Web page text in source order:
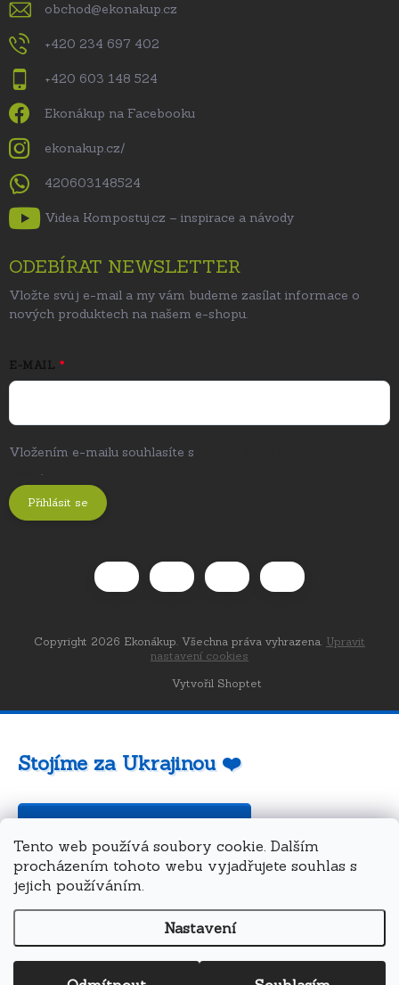
Tento web používá soubory cookie. Dalším
procházením tohoto webu vyjadřujete souhlas s
jejich používáním.
Nastavení
obchod@ekonakup.cz
+420 234 697 402
+420 603 148 524
Ekonákup na Facebooku
ekonakup.cz/
420603148524
Videa Kompostuj.cz – inspirace a návody
ODEBÍRAT NEWSLETTER
Vložte svůj e-mail a my vám budeme zasílat informace o
nových produktech na našem e-shopu.
E-MAIL
Vložením e-mailu souhlasíte s
.
Přihlásit se
Vytvořil Shoptet
Copyright 2026 Ekonákup. Všechna práva vyhrazena. Upravit
nastavení cookies
Stojíme za Ukrajinou ❤️